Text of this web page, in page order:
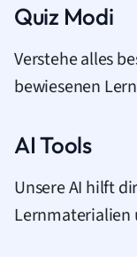
Quiz Modi
Verstehe alles
bewiesenen
AI Tools
Unsere AI hilft
Lernmaterialien